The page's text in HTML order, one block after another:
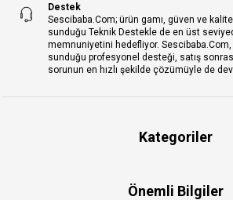
Destek
Sescibaba.Com; ürün gamı, güven ve kalite
sunduğu Teknik Destekle de en üst
memnuniyetini hedefliyor.
sunduğu profesyonel desteği, satış
sorunun en hızlı şekilde çözümüyle de
Kategoriler
Önemli Bilgiler